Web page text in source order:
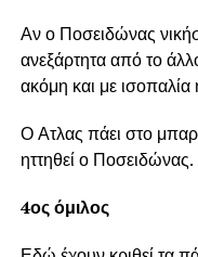
Αν ο Ποσειδώνας
ανεξάρτητα από το
ακόμη και με ισοπαλία
Ο Ατλας πάει στο
ηττηθεί ο Ποσειδώνας.
4ος όμιλος